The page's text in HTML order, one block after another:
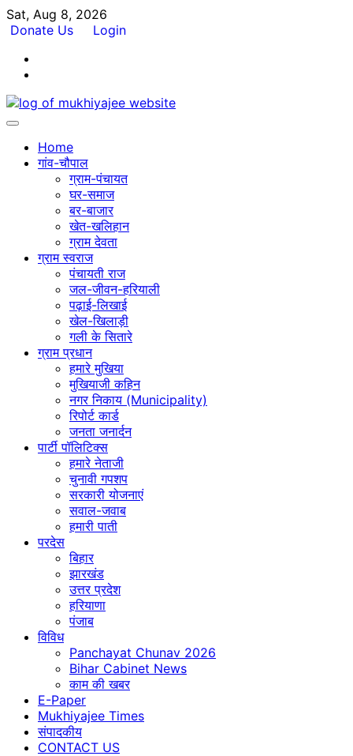
Skip
to
Sat, Aug 8, 2026
Donate Us
Login
Home
गांव-चौपाल
ग्राम-पंचायत
घर-समाज
बर-बाजार
खेत-खलिहान
ग्राम देवता
ग्राम स्वराज
पंचायती राज
जल-जीवन-हरियाली
पढ़ाई-लिखाई
खेल-खिलाड़ी
गली के सितारे
ग्राम प्रधान
हमारे मुखिया
मुखियाजी कहिन
नगर निकाय (Municipality)
रिपोर्ट कार्ड
जनता जनार्दन
पार्टी पॉलिटिक्स
हमारे नेताजी
चुनावी गपशप
सरकारी योजनाएं
सवाल-जवाब
हमारी पाती
परदेस
बिहार
झारखंड
उत्तर प्रदेश
हरियाणा
पंजाब
विविध
Panchayat Chunav 2026
Bihar Cabinet News
काम की खबर
E-Paper
Mukhiyajee Times
संपादकीय
CONTACT US